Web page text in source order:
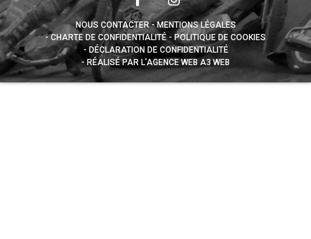
NOUS CONTACTER
MENTIONS LÉGALES
CHARTE DE CONFIDENTIALITÉ
POLITIQUE DE COOKIES
DÉCLARATION DE CONFIDENTIALITÉ
RÉALISÉ PAR L’AGENCE WEB A3 WEB